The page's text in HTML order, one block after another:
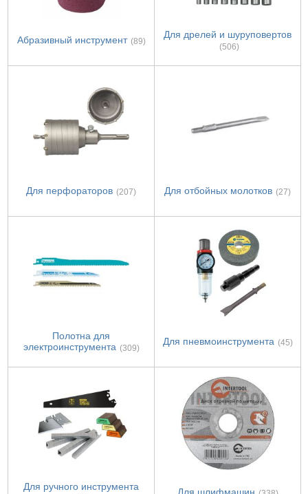
Абразивный инструмент (89)
Для дрелей и шуруповертов
(506)
Для перфораторов (207) Для отбойных молотков (27)
Полотна для
электроинструмента (309)
Для пневмоинструмента (45)
Для ручного инструмента